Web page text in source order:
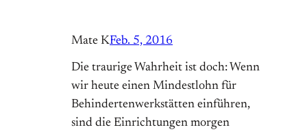
Mate KFeb. 5, 2016
Die traurige Wahrheit ist doch: Wenn
wir heute einen Mindestlohn für
Behindertenwerkstätten einführen,
sind die Einrichtungen morgen